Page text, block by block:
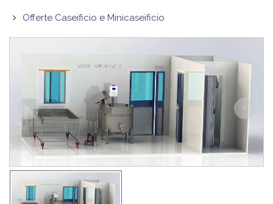
Offerte Caseificio e Minicaseificio